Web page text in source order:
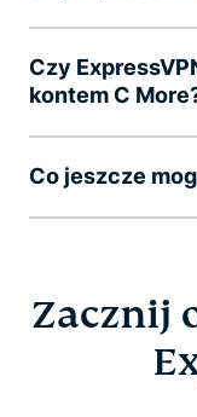
Czy
kontem C
Co jeszcze
Zacznij